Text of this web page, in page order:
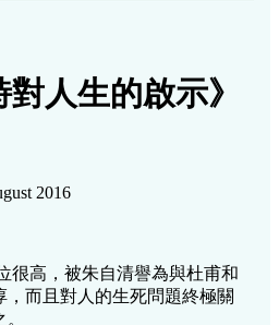
對人生的啟示》
2016
很高，被朱自清譽為與杜甫和
而且對人的生死問題終極關